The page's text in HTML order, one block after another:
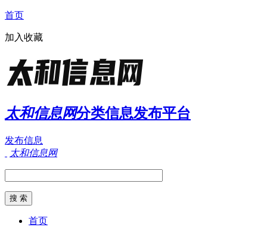
首页
加入收藏
太和信息网分类信息发布平台
发布信息
太和信息网
首页